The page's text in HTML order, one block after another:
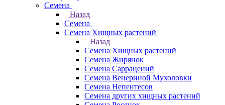
Семена
Назад
Семена
Семена Хищных растений
Назад
Семена Хищных растений
Семена Жирянок
Семена Саррацений
Семена Венериной Мухоловки
Семена Непентесов
Семена других хищных растений